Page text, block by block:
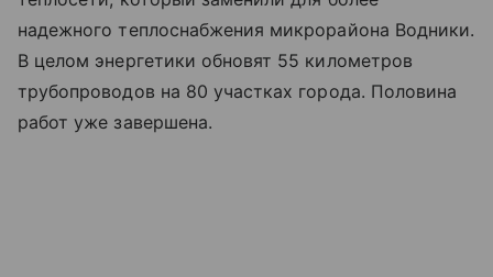
надежного теплоснабжения микрорайона Водники.
В целом энергетики обновят 55 километров
трубопроводов на 80 участках города. Половина
работ уже завершена.